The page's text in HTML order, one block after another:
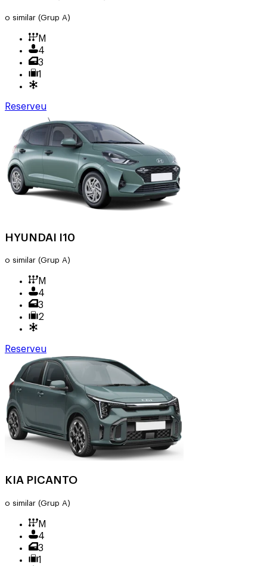
o similar (Grup A)
M
4
3
1
Reserveu
HYUNDAI I10
o similar (Grup A)
M
4
3
2
Reserveu
KIA PICANTO
o similar (Grup A)
M
4
3
1